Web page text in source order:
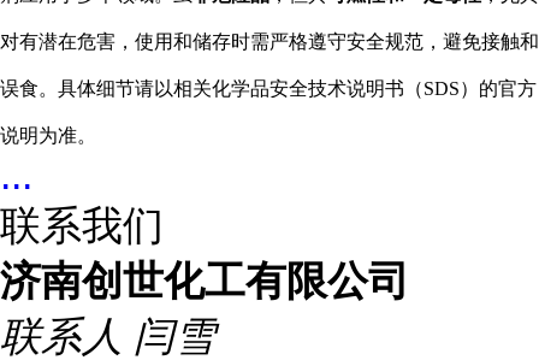
对有潜在危害，使用和储存时需严格遵守安全规范，避免接触和
误食。具体细节请以相关化学品安全技术说明书（SDS）的官方
说明为准。
...
联系我们
济南创世化工有限公司
联系人 闫雪